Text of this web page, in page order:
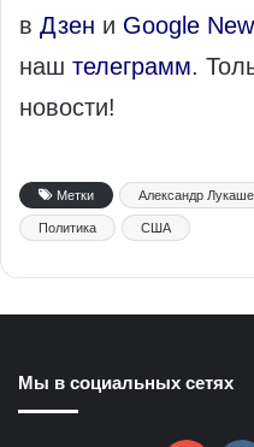
в Дзен и Google
наш телеграмм.
новости!
Метки Александр
Политика США
Мы в социальных сетях